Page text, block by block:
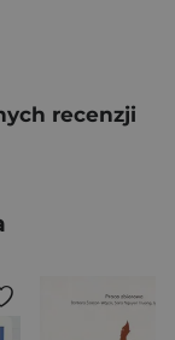
recenzji